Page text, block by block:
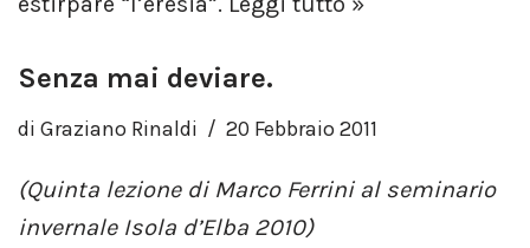
Senza mai deviare.
di Graziano Rinaldi 20 Febbraio 2011
(Quinta lezione di Marco Ferrini al seminario
invernale Isola d’Elba 2010)